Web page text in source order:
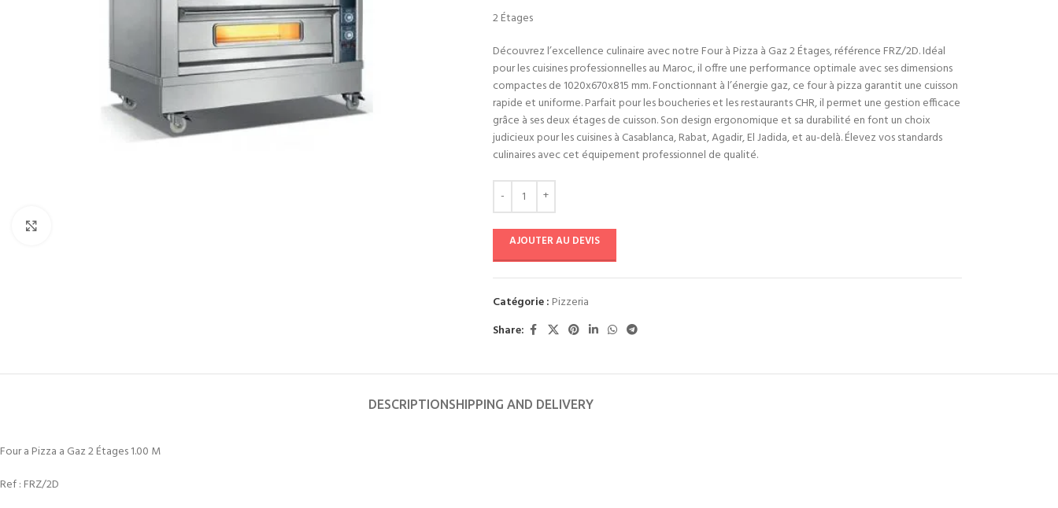
2 Étages
Découvrez l’excellence culinaire avec notre Four à Pizza à Gaz 2 Étages, référence FRZ/2D. Idéal
pour les cuisines professionnelles au Maroc, il offre une performance optimale avec ses dimensions
compactes de 1020x670x815 mm. Fonctionnant à l’énergie gaz, ce four à pizza garantit une cuisson
rapide et uniforme. Parfait pour les boucheries et les restaurants CHR, il permet une gestion efficace
grâce à ses deux étages de cuisson. Son design ergonomique et sa durabilité en font un choix
judicieux pour les cuisines à Casablanca, Rabat, Agadir, El Jadida, et au-delà. Élevez vos standards
culinaires avec cet équipement professionnel de qualité.
AJOUTER AU DEVIS
Catégorie : Pizzeria
Share:
DESCRIPTIONSHIPPING AND DELIVERY
Four a Pizza a Gaz 2 Étages 1.00 M
Ref : FRZ/2D